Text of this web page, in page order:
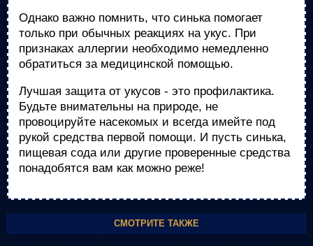
Однако важно помнить, что синька помогает
только при обычных реакциях на укус. При
признаках аллергии необходимо немедленно
обратиться за медицинской помощью.
Лучшая защита от укусов - это профилактика.
Будьте внимательны на природе, не
провоцируйте насекомых и всегда имейте под
рукой средства первой помощи. И пусть синька,
пищевая сода или другие проверенные средства
понадобятся вам как можно реже!
СМОТРИТЕ ТАКЖЕ